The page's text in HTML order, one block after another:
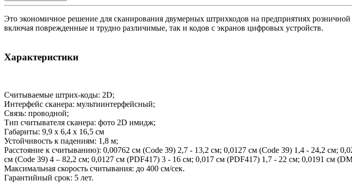
Это экономичное решение для сканирования двумерных штрихкодов на предприятиях
включая поврежденные и трудно различимые, так и кодов с экранов цифровых устройств.
Характеристики
Считываемые штрих-коды: 2D;
Интерфейс сканера: мультиинтерфейсный;
Связь: проводной;
Тип считывателя сканера: фото 2D имидж;
Габариты: 9,9 x 6,4 x 16,5 см
Устойчивость к падениям: 1,8 м;
Расстояние к считыванию): 0,00762 см (Code 39) 2,7 - 13,2 см; 0,0127 см (Code 39) 1,4 - 24,2 см;
см (Code 39) 4 – 82,2 см; 0,0127 см (PDF417) 3 - 16 см; 0,017 см (PDF417) 1,7 - 22 см; 0,0191 см
Максимальная скорость считывания: до 400 см/сек.
Гарантийный срок: 5 лет.